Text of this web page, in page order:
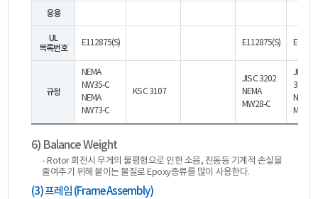
응용
UL
목록번호
E112875(S) E112875(S)
규정
NEMA
NW35-C
NEMA
NW73-C
KS C 3107
JIS C 3202
NEMA
MW28-C
JIS C
3202
NEMA
MW24-
6) Balance Weight
- Rotor 회전시 무게의 불평형으로 인한 소음, 진동등 기계적 손실을
줄여주기 위해 붙이는 물질로 Epoxy종류를 많이 사용한다.
(3) 프레임 (Frame Assembly)